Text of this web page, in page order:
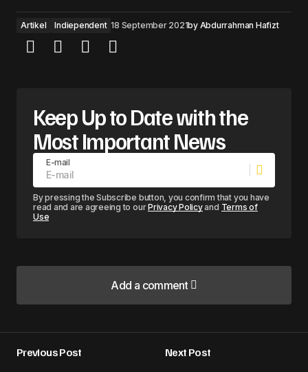
Artikel Indiependent 18 September 2021by Abdurrahman Hafizt
Keep Up to Date with the
Most Important News
E-mail
By pressing the Subscribe button, you confirm that you have
read and are agreeing to ourPrivacy Policyand Terms of
Use
Add a comment
Add a comment
Previous Post
Next Post